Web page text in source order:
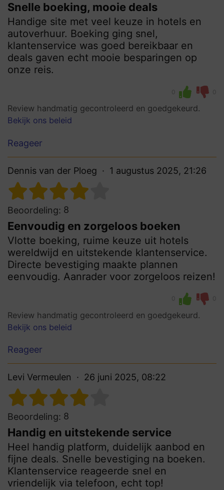
Snelle boeking, mooie deals
Handige site met veel keuze in hotels en
autoverhuur. Boeking ging snel,
klantenservice was goed bereikbaar en
deals gaven echt mooie besparingen op
onze reis.
0 0
Review handmatig gecontroleerd en goedgekeurd.
Bekijk ons beleid
Reageer
Dennis van der Ploeg 1 augustus 2025, 21:26
Beoordeling: 8
Eenvoudig en zorgeloos boeken
Vlotte boeking, ruime keuze uit hotels
wereldwijd en uitstekende klantenservice.
Directe bevestiging maakte plannen
eenvoudig. Aanrader voor zorgeloos reizen!
0 0
Review handmatig gecontroleerd en goedgekeurd.
Bekijk ons beleid
Reageer
Levi Vermeulen 26 juni 2025, 08:22
Beoordeling: 8
Handig en uitstekende service
Heel handig platform, duidelijk aanbod en
fijne deals. Snelle bevestiging na boeken.
Klantenservice reageerde snel en
vriendelijk via telefoon, echt top!